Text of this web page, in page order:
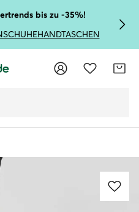
bis zu -35%!
HANDTASCHEN